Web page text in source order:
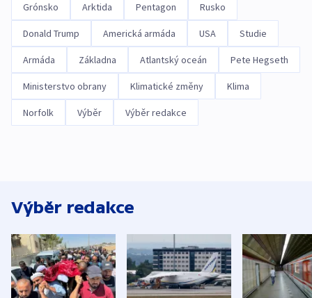
Grónsko Arktida Pentagon Rusko
Donald Trump Americká armáda USA Studie
Armáda Základna Atlantský oceán Pete Hegseth
Ministerstvo obrany Klimatické změny Klima
Norfolk Výběr Výběr redakce
Výběr redakce